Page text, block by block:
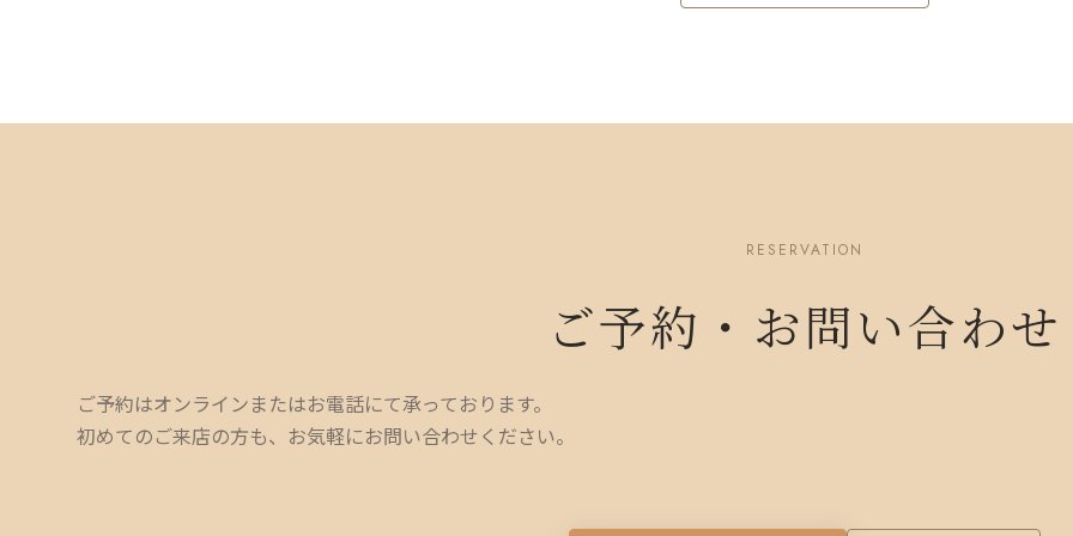
RESERVATION
ご予約・お問い合わせ
ご予約はオンラインまたはお電話にて承っております。
初めてのご来店の方も、お気軽にお問い合わせください。